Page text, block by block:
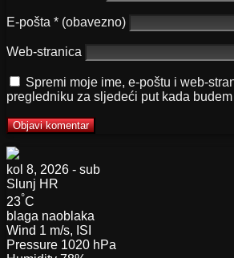
E-pošta * (obavezno)
Web-stranica
Spremi moje ime, e-poštu i web-
pregledniku za sljedeći put kada
kol 8, 2026 - sub
Slunj HR
23°C
blaga naoblaka
Wind 1 m/s, ISI
Pressure 1020 hPa